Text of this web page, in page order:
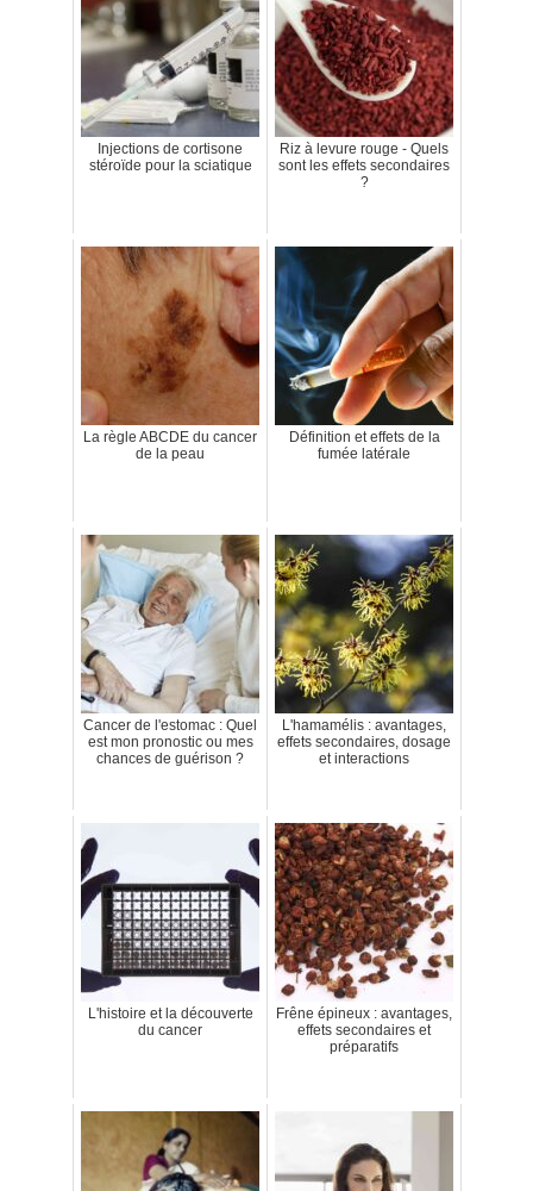
Injections de cortisone
stéroïde pour la sciatique
Riz à levure rouge - Quels
sont les effets secondaires
?
La règle ABCDE du cancer
de la peau
Définition et effets de la
fumée latérale
Cancer de l'estomac : Quel
est mon pronostic ou mes
chances de guérison ?
L'hamamélis : avantages,
effets secondaires, dosage
et interactions
L'histoire et la découverte
du cancer
Frêne épineux : avantages,
effets secondaires et
préparatifs